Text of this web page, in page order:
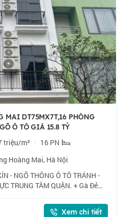
MAI DT75MX7T,16 PHÒNG
Ô TÔ GIÁ 15.8 TỶ
triệu/m² · 16 PN
Hoàng Mai, Hà Nội
- NGÕ THÔNG Ô TÔ TRÁNH -
TRUNG TÂM QUẬN. + Gà Đẻ
phòng n
Xem chi tiết